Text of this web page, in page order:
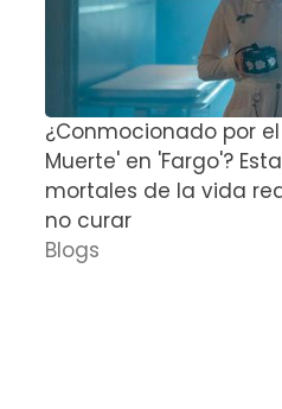
¿Conmocionado por
Muerte' en 'Fargo'?
mortales de la vida
no curar
Blogs